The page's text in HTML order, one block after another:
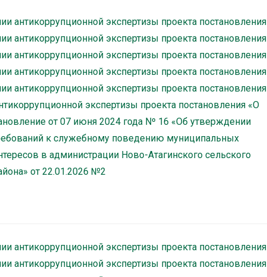
антикоррупционной экспертизы проекта постановления
антикоррупционной экспертизы проекта постановления
антикоррупционной экспертизы проекта постановления
антикоррупционной экспертизы проекта постановления
антикоррупционной экспертизы проекта постановления
экспертизы проекта постановления «О
от 07 июня 2024 года Nº 16 «Об утверждении
к служебному поведению муниципальных
в администрации Ново-Атагинского сельского
от 22.01.2026 №2
антикоррупционной экспертизы проекта постановления
антикоррупционной экспертизы проекта постановления